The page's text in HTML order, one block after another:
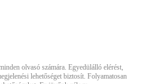
olvasó számára. Egyedülálló elérést,
lehetőséget biztosít. Folyamatosan